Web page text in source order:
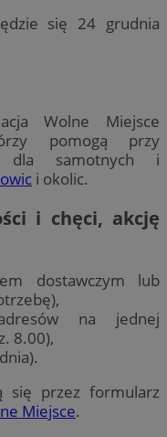
się 24 grudnia
Wolne Miejsce
pomogą przy
dla samotnych i
i okolic.
i chęci, akcję
dostawczym lub
na jednej
8.00),
się przez formularz
Miejsce.